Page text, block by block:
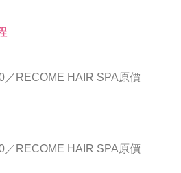
／RECOME HAIR SPA原價
／RECOME HAIR SPA原價